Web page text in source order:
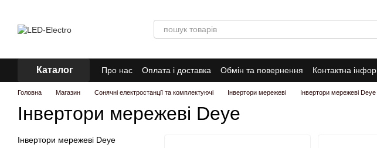
Каталог Про нас Оплата і доставка Обмін та повернення Контактна
Головна Магазин Сонячні електростанції та комплектуючі Інвертори мережеві Інвертори мережеві Deye
Інвертори мережеві Deye
Інвертори мережеві Deye